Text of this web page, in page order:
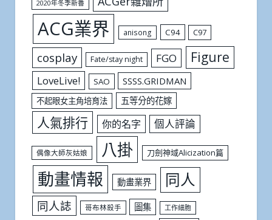
2020年冬季新番
ACG業界 anisong C94 C97
cosplay Fate/stay night FGO Figure
LoveLive! SAO SSSS.GRIDMAN
不起眼女主角培育法 五等分的花嫁
人氣排行 你的名字 個人評論
偶像大師灰姑娘 八掛 刀劍神域Alicization篇
動畫情報 動畫業界 同人
同人誌 哥布林殺手 圖集 工作細胞